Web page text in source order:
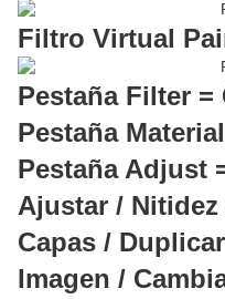
Filtro Virtual
Pestaña Filter =
Pestaña
Pestaña Adjust
Ajustar /
Capas / Duplicar
Imagen /